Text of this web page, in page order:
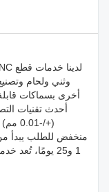
وثني ولحام
أحدث تقنيات
(+/-
منخفض للطلب يبدأ
1 و25 يومًا،